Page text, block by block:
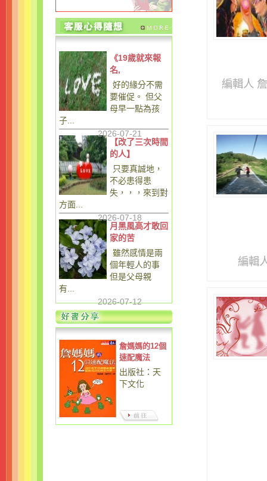
《19歲就來報
名,
好的緣分不需
要催促。 但父
母早一點為孩
子...
2026-07-21
【改了三次時間
的人】
只要真誠地，
不必患得患
失，，，來到對
方面...
2026-07-18
月黑風高才敢回
家的苦
雖然感情是兩
個年輕人的事
但是父母親
有...
2026-07-12
詹媽媽的12個
速配魔法
出版社：天
下文化
編輯人
編輯